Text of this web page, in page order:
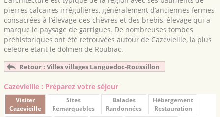
pierres calcaires irrégulières, généralement d’anciennes fermes
consacrées à l’élevage des chèvres et des brebis, élevage qui a
marqué le paysage de garrigues. De nombreuses tombes
préhistoriques ont été retrouvées autour de Cazevieille, la plus
célèbre étant le dolmen de Roubiac.
Retour : Villes villages Languedoc-Roussillon
Cazevieille : Préparez votre séjour
Visiter
Cazevieille
Sites
Remarquables
Balades
Randonnées
Hébergement
Restauration